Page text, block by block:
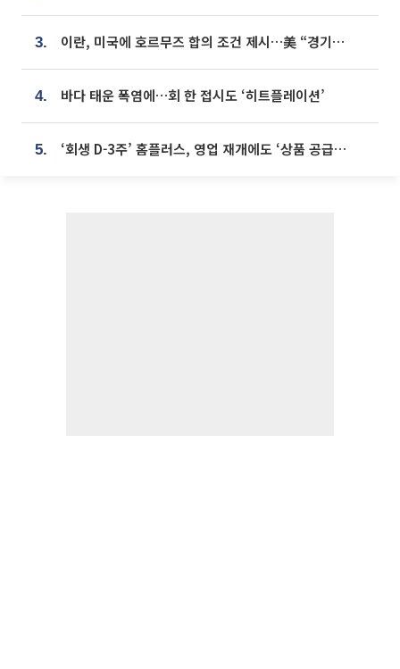
3. 이란, 미국에 호르무즈 합의 조건 제시…美 “경기 아직 안 끝나” [종합]
4. 바다 태운 폭염에…회 한 접시도 ‘히트플레이션’
5. ‘회생 D-3주’ 홈플러스, 영업 재개에도 ‘상품 공급망’ 복구가 생존 관건